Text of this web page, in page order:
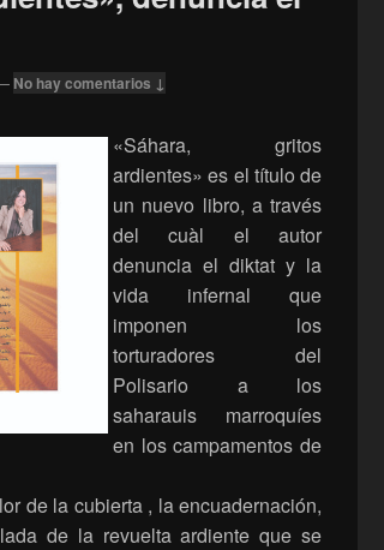
No hay comentarios ↓
«Sáhara, gritos
ardientes» es el título de
un nuevo libro, a través
del cuàl el autor
denuncia el diktat y la
vida infernal que
imponen los
torturadores del
Polisario a los
saharauis marroquíes
en los campamentos de
de la cubierta , la encuadernación,
de la revuelta ardiente que se